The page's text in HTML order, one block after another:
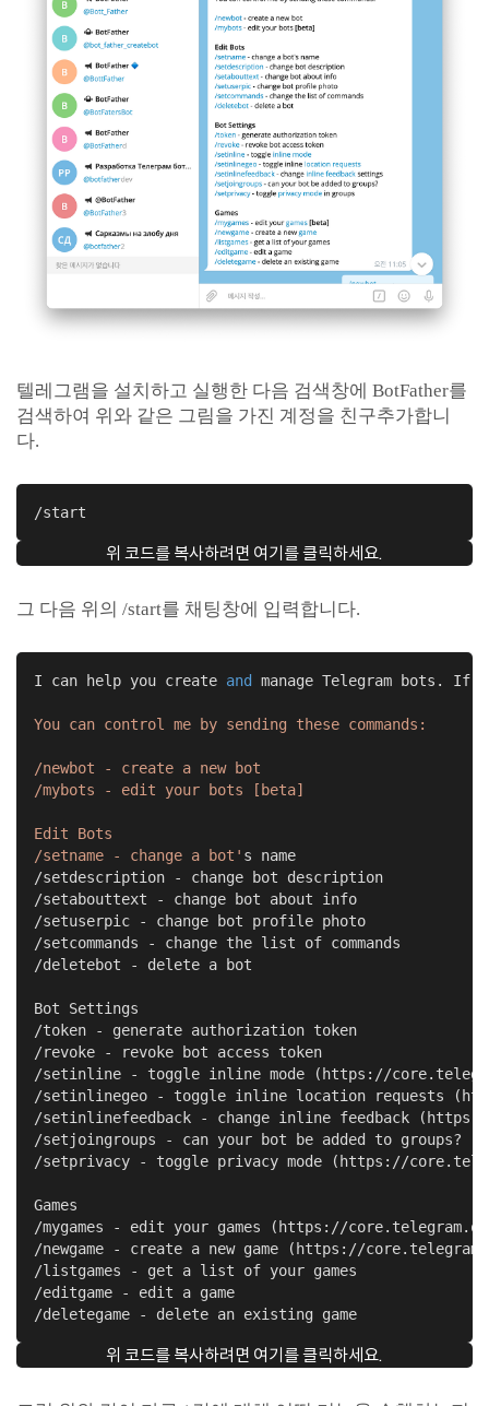
텔레그램을 설치하고 실행한 다음 검색창에 BotFather를
검색하여 위와 같은 그림을 가진 계정을 친구추가합니
다.
/start
위 코드를 복사하려면 여기를 클릭하세요.
그 다음 위의 /start를 채팅창에 입력합니다.
I can help you create and manage Telegram bots. If
You can control me by sending these commands:
/newbot - create a new bot
/mybots - edit your bots [beta]
Edit Bots
/setname - change a bot' s name
/setdescription - change bot description
/setabouttext - change bot about info
/setuserpic - change bot profile photo
/setcommands - change the list of commands
/deletebot - delete a bot
Bot Settings
/token - generate authorization token
/revoke - revoke bot access token
/setinline - toggle inline mode (https://
/setinlinegeo - toggle inline location requests
/setinlinefeedback - change inline feedback
/setjoingroups - can your bot be added to groups?
/setprivacy - toggle privacy mode (https://
Games
/mygames - edit your games (https://
/newgame - create a new game (https://
/listgames - get a list of your games
/editgame - edit a game
/deletegame - delete an existing game
위 코드를 복사하려면 여기를 클릭하세요.